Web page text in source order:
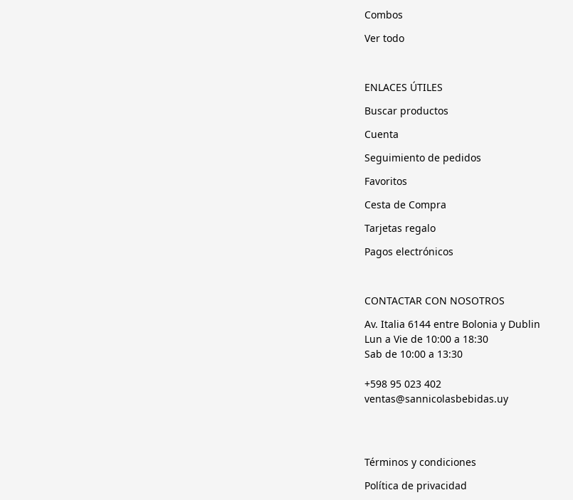
Combos
Ver todo
ENLACES ÚTILES
Buscar productos
Cuenta
Seguimiento de pedidos
Favoritos
Cesta de Compra
Tarjetas regalo
Pagos electrónicos
CONTACTAR CON NOSOTROS
Av. Italia 6144 entre Bolonia y Dublin
Lun a Vie de 10:00 a 18:30
Sab de 10:00 a 13:30
+598 95 023 402
ventas@sannicolasbebidas.uy
Términos y condiciones
Política de privacidad